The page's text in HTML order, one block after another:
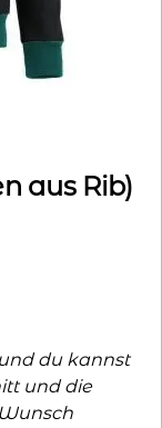
aus Rib)
du kannst
und die